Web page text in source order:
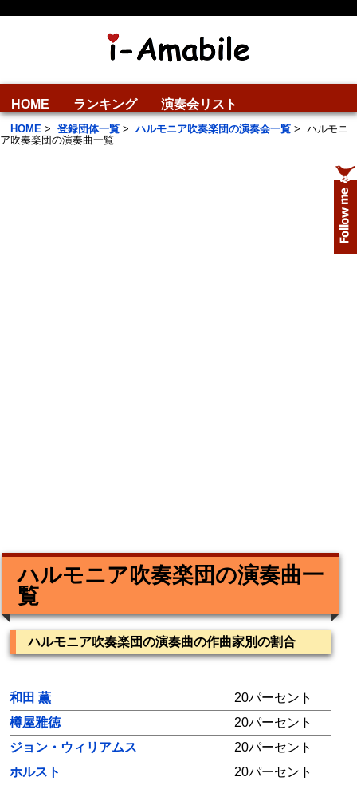
HOME ランキング 演奏会リスト
HOME > 登録団体一覧 > ハルモニア吹奏楽団の演奏会一覧 > ハルモニ
ア吹奏楽団の演奏曲一覧
ハルモニア吹奏楽団の演奏曲一
覧
ハルモニア吹奏楽団の演奏曲の作曲家別の割合
和田 薫
20パーセント
樽屋雅徳
20パーセント
ジョン・ウィリアムス
20パーセント
ホルスト
20パーセント